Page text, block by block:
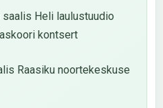
Heli laulustuudio
kontsert
Raasiku noortekeskuse